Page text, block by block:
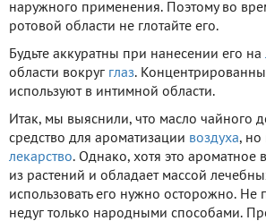
наружного применения. Поэтому во
ротовой области не глотайте его.
Будьте аккуратны при нанесении его на
области вокруг глаз.
используют в интимной области.
Итак, мы выяснили, что масло чайного
средство для ароматизации воздуха, но
лекарство. Однако, хотя это ароматное
из растений и обладает массой
использовать его нужно осторожно. Не
недуг только народными способами.